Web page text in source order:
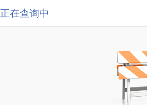
正在查询中